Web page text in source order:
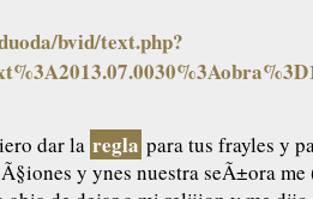
bvid/text.php?
dar la regla para tus frayles y
y ynes nuestra seÃ±ora